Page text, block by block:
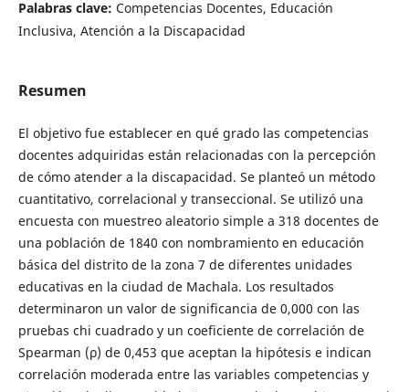
Palabras clave: Competencias Docentes, Educación
Inclusiva, Atención a la Discapacidad
Resumen
El objetivo fue establecer en qué grado las competencias
docentes adquiridas están relacionadas con la percepción
de cómo atender a la discapacidad. Se planteó un método
cuantitativo, correlacional y transeccional. Se utilizó una
encuesta con muestreo aleatorio simple a 318 docentes de
una población de 1840 con nombramiento en educación
básica del distrito de la zona 7 de diferentes unidades
educativas en la ciudad de Machala. Los resultados
determinaron un valor de significancia de 0,000 con las
pruebas chi cuadrado y un coeficiente de correlación de
Spearman (ρ) de 0,453 que aceptan la hipótesis e indican
correlación moderada entre las variables competencias y